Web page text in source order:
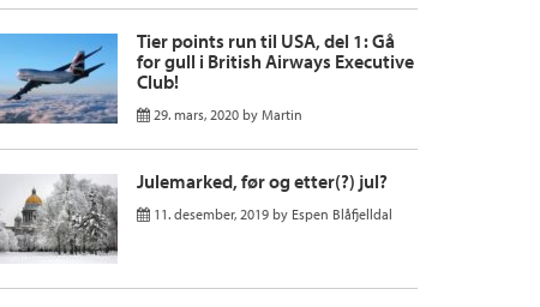
Tier points run til USA, del 1: Gå
for gull i British Airways Executive
Club!
29. mars, 2020 by Martin
Julemarked, før og etter(?) jul?
11. desember, 2019 by Espen Blåfjelldal